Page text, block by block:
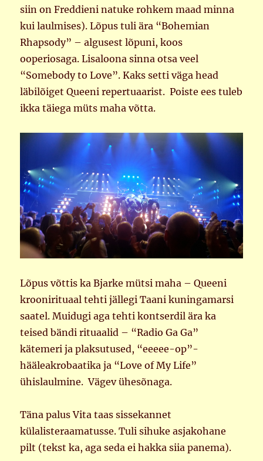
siin on Freddieni natuke rohkem maad minna
kui laulmises). Lõpus tuli ära “Bohemian
Rhapsody” – algusest lõpuni, koos
ooperiosaga. Lisaloona sinna otsa veel
“Somebody to Love”. Kaks setti väga head
läbilõiget Queeni repertuaarist. Poiste ees tuleb
ikka täiega müts maha võtta.
Lõpus võttis ka Bjarke mütsi maha – Queeni
kroonirituaal tehti jällegi Taani kuningamarsi
saatel. Muidugi aga tehti kontserdil ära ka
teised bändi rituaalid – “Radio Ga Ga”
kätemeri ja plaksutused, “eeeee-op”-
hääleakrobaatika ja “Love of My Life”
ühislaulmine. Vägev ühesõnaga.
Täna palus Vita taas sissekannet
külalisteraamatusse. Tuli sihuke asjakohane
pilt (tekst ka, aga seda ei hakka siia panema).